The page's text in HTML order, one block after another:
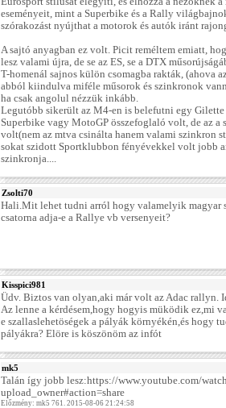
eseményeit, mint a Superbike és a Rally
szórakozást nyújthat a motorok és autók iránt
A sajtó anyagban ez volt. Picit reméltem emiatt,
lesz valami újra, de se az ES, se a DTX
T-homenál sajnos külön csomagba rakták, (ahova
abból kiindulva miféle műsorok és szinkronok
ha csak angolul nézzük inkább.
Legutóbb sikerült az M4-en is belefutni egy
Superbike vagy MotoGP összefoglaló volt, de az a
volt(nem az mtva csinálta hanem valami szinkron
sokat szidott Sportklubbon fényévekkel volt jobb
szinkronja....
Zsolti70
Hali.Mit lehet tudni arról hogy valamelyik magyar
csatorna adja-e a Rallye vb versenyeit?
Kisspici981
Üdv. Biztos van olyan,aki már volt az Adac rallyn.
Az lenne a kérdésem,hogy hogyis müködik ez,mi
e szallaslehetöségek a pályák környékén,és hogy
pályákra? Elöre is köszönöm az infót
mk5
Talán így jobb lesz:https://www.youtube.com/
upload_owner#action=share
Előzmény: mk5 761. 2015-08-06 21:24:58